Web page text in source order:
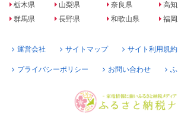
栃木県
群馬県
山梨県
長野県
奈良県
和歌山県
高
福
運営会社 サイトマップ サイト利用規約
プライバシーポリシー お問い合わせ